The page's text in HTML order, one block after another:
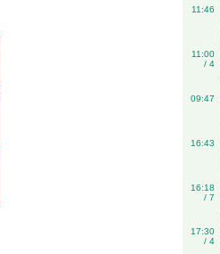
11:46
11:00
/ 4
09:47
16:43
16:18
/ 7
17:30
/ 4